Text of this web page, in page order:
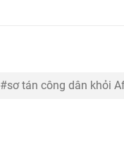
sơ tán công dân khỏi